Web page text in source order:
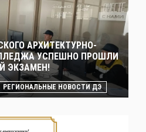
АРХИТЕКТУРНО-
УСПЕШНО ПРОШЛИ
ЭКЗАМЕН!
РЕГИОНАЛЬНЫЕ НОВОСТИ ДЭ